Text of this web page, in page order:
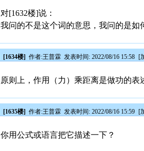
对[1632楼]说：
我问的不是这个词的意思，我问的是如
[1634楼] 作者:王普霖 发表时间: 2022/08/16 15:58 [
原则上，作用（力）乘距离是做功的表
[1635楼] 作者:王普霖 发表时间: 2022/08/16 15:59 [
你用公式或语言把它描述一下？